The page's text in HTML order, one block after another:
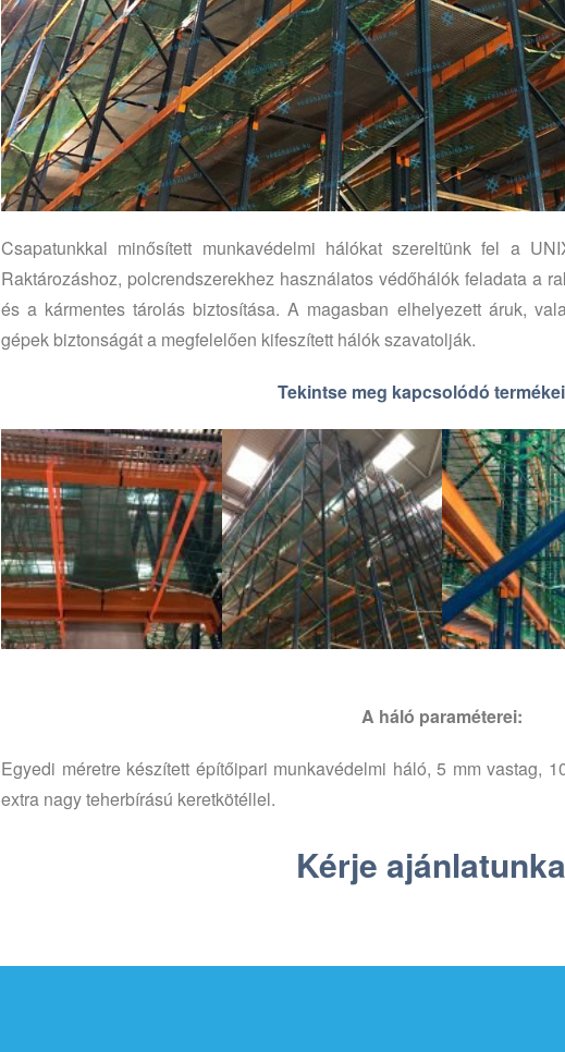
Csapatunkkal minősített munkavédelmi hálókat szereltünk fel a
Raktározáshoz, polcrendszerekhez használatos védőhálók feladata a
és a kármentes tárolás biztosítása. A magasban elhelyezett áruk,
gépek biztonságát a megfelelően kifeszített hálók szavatolják.
Tekintse meg kapcsolódó
A háló paraméterei:
Egyedi méretre készített építőipari munkavédelmi háló, 5 mm vastag,
extra nagy teherbírású keretkötéllel.
Kérje